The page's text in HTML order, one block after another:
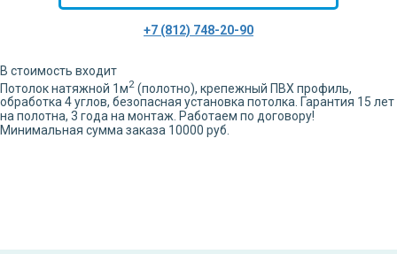
+7 (812) 748-20-90
В стоимость входит
Потолок натяжной 1м2 (полотно), крепежный ПВХ профиль,
обработка4углов, безопасная установка потолка. Гарантия 15 лет
на полотна, 3 года на монтаж. Работаем по договору!
Минимальная сумма заказа 10000 руб.